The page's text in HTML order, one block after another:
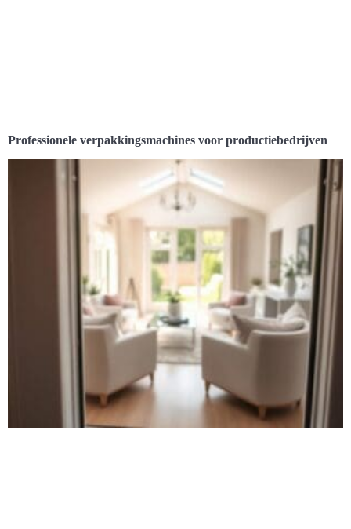
Professionele verpakkingsmachines voor productiebedrijven